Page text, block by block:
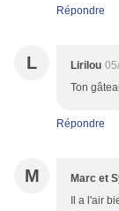
Répondre
L Lirilou
Ton
Répondre
M Marc et
Il a l'air